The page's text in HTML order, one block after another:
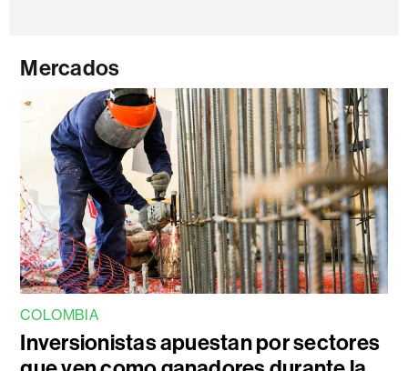
Mercados
COLOMBIA
Inversionistas apuestan por sectores